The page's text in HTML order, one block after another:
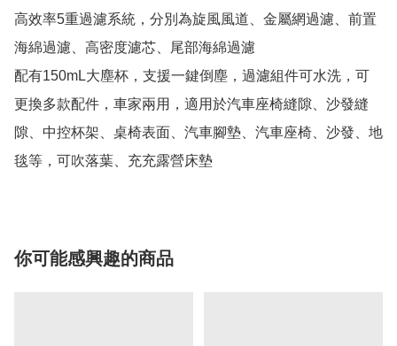
高效率5重過濾系統，分別為旋風風道、金屬網過濾、前置
海綿過濾、高密度濾芯、尾部海綿過濾
配有150mL大塵杯，支援一鍵倒塵，過濾組件可水洗，可
更換多款配件，車家兩用，適用於汽車座椅縫隙、沙發縫
隙、中控杯架、桌椅表面、汽車腳墊、汽車座椅、沙發、地
毯等，可吹落葉、充充露營床墊
你可能感興趣的商品